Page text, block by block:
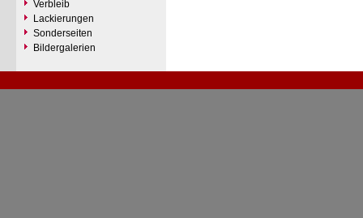
Verbleib
Lackierungen
Sonderseiten
Bildergalerien